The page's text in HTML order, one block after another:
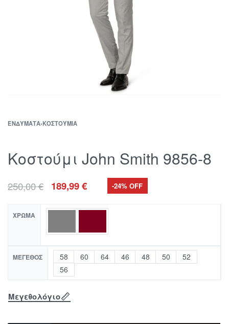
ΕΝΔΎΜΑΤΑ›ΚΟΣΤΟΎΜΙΑ
Κοστούμι John Smith 9856-8
250,00€ 189,99€ -24% OFF
ΧΡΏΜΑ
ΜΈΓΕΘΟΣ 58 60 64 46 48 50
52
56
Μεγεθολόγιο